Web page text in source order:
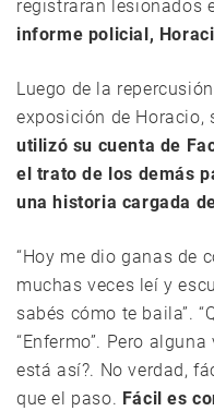
registraran lesionados
informe policial,
Luego de la
exposición de Horacio,
utilizó su cuenta de
el trato de los demás
una historia cargada
“Hoy me dio ganas de
muchas veces leí y
sabés cómo te baila”.
“Enfermo”. Pero
está así?. No verdad,
que el paso. Fácil es